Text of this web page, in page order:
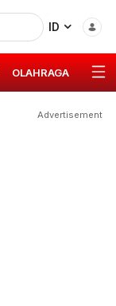
ID
OLAHRAGA GAYA
Advertisement